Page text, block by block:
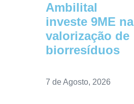
Ambilital
investe 9ME na
valorização de
biorresíduos
7 de Agosto, 2026